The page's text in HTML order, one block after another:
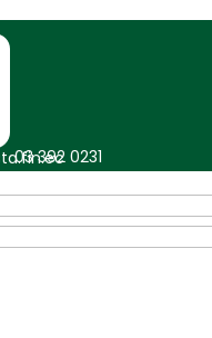
03 392 0231